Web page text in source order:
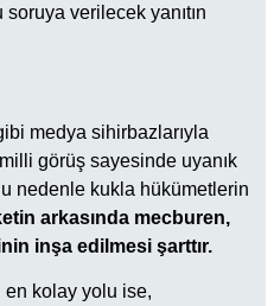
verilecek yanıtın
medya sihirbazlarıyla
görüş sayesinde uyanık
nedenle kukla hükümetlerin
arkasında mecburen,
inşa edilmesi şarttır.
en kolay yolu ise,